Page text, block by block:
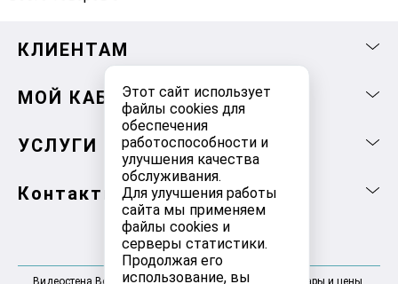
Этот сайт использует
файлы cookies для
обеспечения
работоспособности и
улучшения качества
обслуживания.
Для улучшения работы
сайта мы применяем
файлы cookies и
серверы статистики.
Продолжая его
использование, вы
КЛИЕНТАМ
МОЙ КАБИНЕТ
УСЛУГИ
Контакты
Видеостена Волгоград 2025-2026 © Информация, товары и цены,